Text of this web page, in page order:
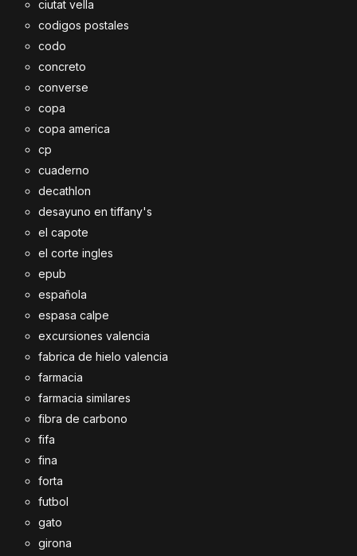
ciutat vella
codigos postales
codo
concreto
converse
copa
copa america
cp
cuaderno
decathlon
desayuno en tiffany's
el capote
el corte ingles
epub
española
espasa calpe
excursiones valencia
fabrica de hielo valencia
farmacia
farmacia similares
fibra de carbono
fifa
fina
forta
futbol
gato
girona